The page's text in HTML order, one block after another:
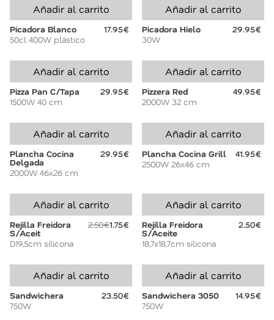
Añadir al carrito
Picadora Blanco
17.95€
50cl 400W plástico
Añadir al carrito
Picadora Hielo
29.95€
30W
Añadir al carrito
Pizza Pan C/Tapa
29.95€
1500W 40 cm
Añadir al carrito
Pizzera Red
49.95€
2000W 32 cm
Añadir al carrito
Plancha Cocina
Delgada
29.95€
2000W 46x26 cm
Añadir al carrito
Plancha Cocina Grill
41.95€
2500W 26x46 cm
Añadir al carrito
Rejilla Freidora
S/Aceit
2.50€1.75€
D19,5cm silicona
Añadir al carrito
Rejilla Freidora
S/Aceite
2.50€
18,7x18,7cm silicona
Añadir al carrito
Sandwichera
23.50€
750W
Añadir al carrito
Sandwichera 3050
14.95€
750W